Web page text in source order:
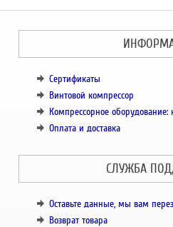
Сертификаты
Винтовой компрессор
Компрессорное
Оплата и доставка
СЛУЖБА
Оставьте данные, мы вам
Возврат товара